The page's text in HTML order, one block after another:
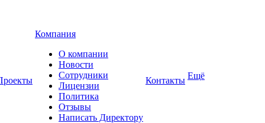
Компания
О компании
Новости
Сотрудники
Лицензии
Политика
Отзывы
Написать Директору
Контакты Ещё